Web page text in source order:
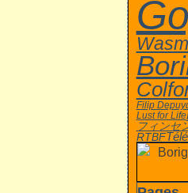
Filip
Lust for Life
フィンセ
RTBF